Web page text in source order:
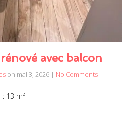
avec balcon
on mai 3, 2026 | No Comments
13 m²